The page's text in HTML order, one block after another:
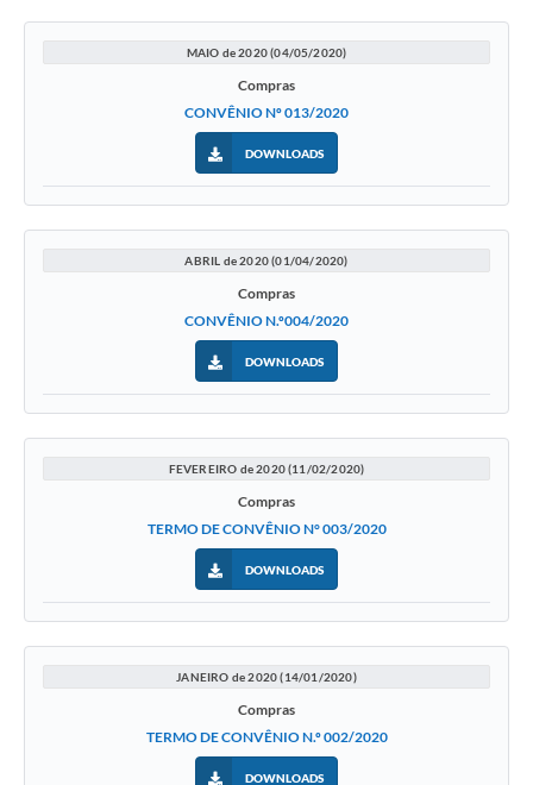
MAIO de 2020 (04/05/2020)
Compras
CONVÊNIO Nº 013/2020
DOWNLOADS
ABRIL de 2020 (01/04/2020)
Compras
CONVÊNIO N.º004/2020
DOWNLOADS
FEVEREIRO de 2020 (11/02/2020)
Compras
TERMO DE CONVÊNIO N° 003/2020
DOWNLOADS
JANEIRO de 2020 (14/01/2020)
Compras
TERMO DE CONVÊNIO N.º 002/2020
DOWNLOADS